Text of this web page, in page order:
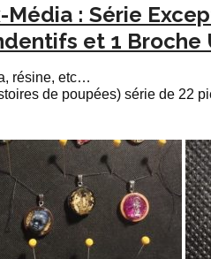
Média : Série
et 1 Broche
résine, etc…
de poupées) série de 22